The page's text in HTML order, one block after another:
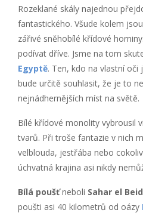
Rozeklané skály najednou
fantastického. Všude kolem
zářivé sněhobílé křídové
podívat dříve. Jsme na tom
Egyptě. Ten, kdo na vlastní oči
bude určitě souhlasit, že je to
nejnádhernějších míst na světě.
Bílé křídové monolity vybrousil
tvarů. Při troše fantazie v nich
velblouda, jestřába nebo
úchvatná krajina asi nikdy
Bílá poušťneboli Sahar el
poušti asi 40 kilometrů od oázy